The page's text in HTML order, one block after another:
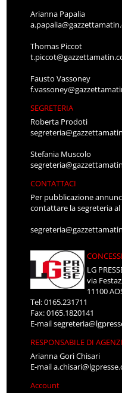
Arianna Papalia
Thomas Piccot
Fausto Vassoney
SEGRETERIA
Roberta Prodoti
Stefania Muscolo
CONTATTACI
Per pubblicazione
contattare la segreteria
LG
via
11100
Tel: 0165.231711
Fax: 0165.1820141
E-mail
RESPONSABILE DI
Arianna Gori Chisari
E-mail
Account